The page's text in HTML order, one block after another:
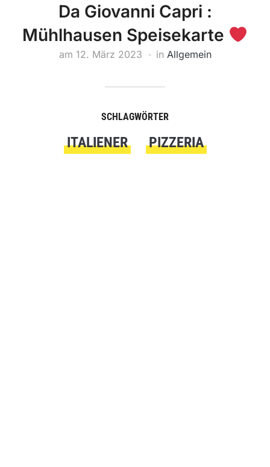
Da Giovanni Capri :
Mühlhausen Speisekarte
am 12. März 2023 in Allgemein
SCHLAGWÖRTER
ITALIENER PIZZERIA